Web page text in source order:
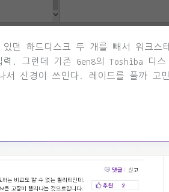
던 하드디스크 두 개를 빼서 워크스테
. 그런데 기존 Gen8의 Toshiba 디스
서 신경이 쓰인다. 레이드를 풀까 고민